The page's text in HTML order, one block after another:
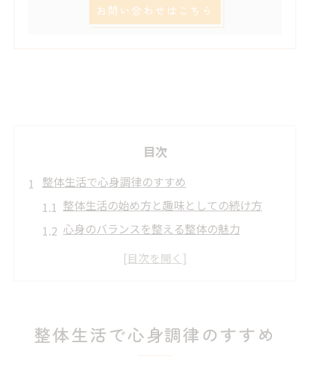
お問い合わせはこちら
目次
整体生活で心身調律のすすめ
整体生活の始め方と趣味としての続け方
心身のバランスを整える整体の魅力
整体でストレスを癒やす毎日の工夫
趣味整体で得られる癒やしの時間
趣味として楽しむ整体のリラックス体験
整体生活で心身調律のすすめ